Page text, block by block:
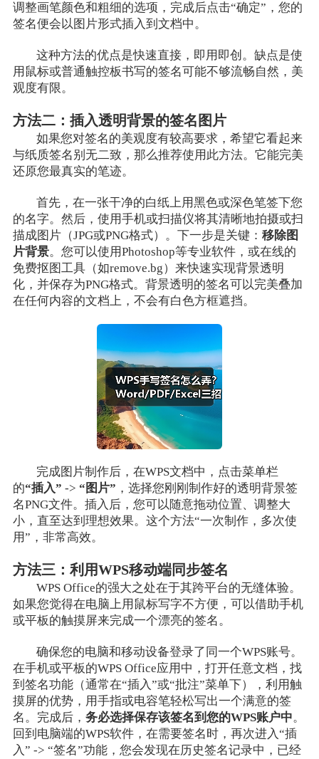
调整画笔颜色和粗细的选项，完成后点击“确定”，您的
签名便会以图片形式插入到文档中。
这种方法的优点是快速直接，即用即创。缺点是使
用鼠标或普通触控板书写的签名可能不够流畅自然，美
观度有限。
方法二：插入透明背景的签名图片
如果您对签名的美观度有较高要求，希望它看起来
与纸质签名别无二致，那么推荐使用此方法。它能完美
还原您最真实的笔迹。
首先，在一张干净的白纸上用黑色或深色笔签下您
的名字。然后，使用手机或扫描仪将其清晰地拍摄或扫
描成图片（JPG或PNG格式）。下一步是关键： 移除图
片背景。您可以使用Photoshop等专业软件，或在线的
免费抠图工具（如remove.bg）来快速实现背景透明
化，并保存为PNG格式。背景透明的签名可以完美叠加
在任何内容的文档上，不会有白色方框遮挡。
完成图片制作后，在WPS文档中，点击菜单栏
的“插入” -> “图片” ，选择您刚刚制作好的透明背景签
名PNG文件。插入后，您可以随意拖动位置、调整大
小，直至达到理想效果。这个方法“一次制作，多次使
用”，非常高效。
方法三：利用WPS移动端同步签名
WPS Office的强大之处在于其跨平台的无缝体验。
如果您觉得在电脑上用鼠标写字不方便，可以借助手机
或平板的触摸屏来完成一个漂亮的签名。
确保您的电脑和移动设备登录了同一个WPS账号。
在手机或平板的WPS Office应用中，打开任意文档，找
到签名功能（通常在“插入”或“批注”菜单下），利用触
摸屏的优势，用手指或电容笔轻松写出一个满意的签
名。完成后， 务必选择保存该签名到您的WPS账户中。
回到电脑端的WPS软件，在需要签名时，再次进入“插
入” -> “签名”功能，您会发现在历史签名记录中，已经